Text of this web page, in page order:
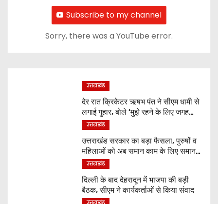
Subscribe to my channel
Sorry, there was a YouTube error.
उत्तराखंड
देर रात क्रिकेटर ऋषभ पंत ने सीएम धामी से
लगाई गुहार, बोले ‘मुझे रहने के लिए जगह
नहीं मिल रही’
उत्तराखंड
उत्तराखंड सरकार का बड़ा फैसला, पुरुषों व
महिलाओं को अब समान काम के लिए समान
वेतन
उत्तराखंड
दिल्ली के बाद देहरादून में भाजपा की बड़ी
बैठक, सीएम ने कार्यकर्ताओं से किया संवाद